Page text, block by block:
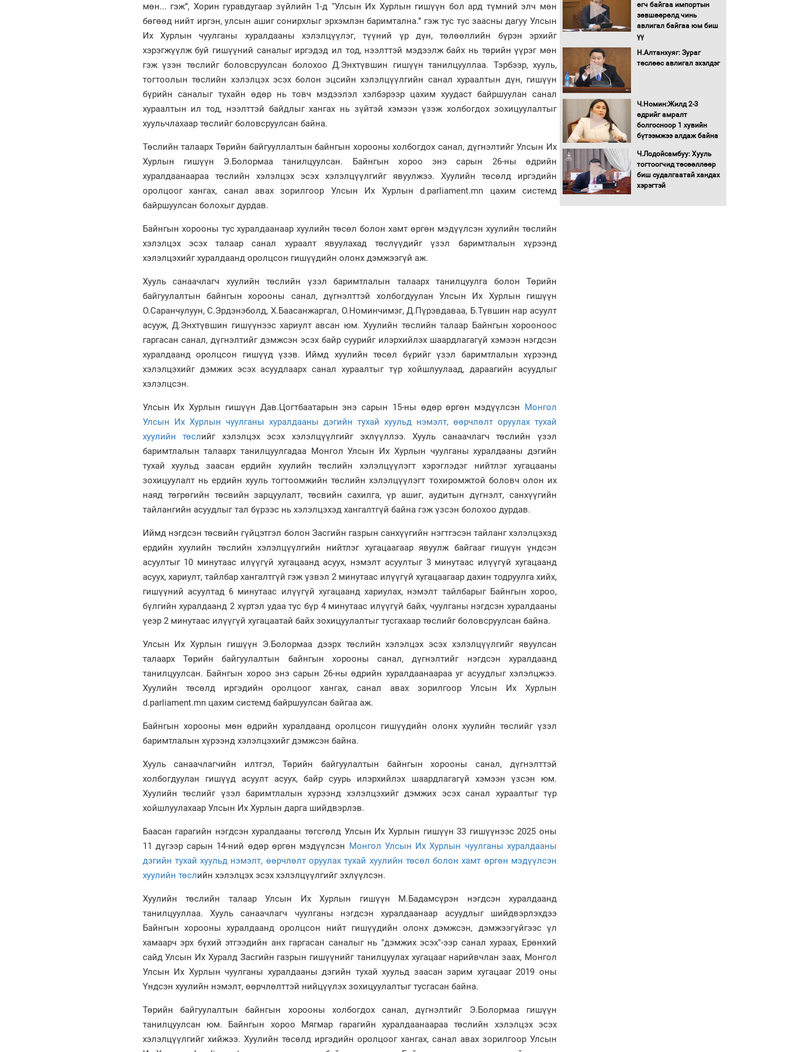
мөн... гэж”, Хорин гуравдугаар зүйлийн 1-д “Улсын Их Хурлын гишүүн бол ард түмний элч мөн
бөгөөд нийт иргэн, улсын ашиг сонирхлыг эрхэмлэн баримтална.” гэж тус тус заасны дагуу Улсын
Их Хурлын чуулганы хуралдааны хэлэлцүүлэг, түүний үр дүн, төлөөллийн бүрэн эрхийг
хэрэгжүүлж буй гишүүний саналыг иргэдэд ил тод, нээлттэй мэдээлж байх нь төрийн үүрэг мөн
гэж үзэн төслийг боловсруулсан болохоо Д.Энхтүвшин гишүүн танилцууллаа. Тэрбээр, хууль,
тогтоолын төслийн хэлэлцэх эсэх болон эцсийн хэлэлцүүлгийн санал хураалтын дүн, гишүүн
бүрийн саналыг тухайн өдөр нь товч мэдээлэл хэлбэрээр цахим хуудаст байршуулан санал
хураалтын ил тод, нээлттэй байдлыг хангах нь зүйтэй хэмээн үзэж холбогдох зохицуулалтыг
хуульчлахаар төслийг боловсруулсан байна.
Төслийн талаарх Төрийн байгууллалтын байнгын хорооны холбогдох санал, дүгнэлтийг Улсын Их
Хурлын гишүүн Э.Болормаа танилцуулсан. Байнгын хороо энэ сарын 26-ны өдрийн
хуралдаанаараа төслийн хэлэлцэх эсэх хэлэлцүүлгийг явуулжээ. Хуулийн төсөлд иргэдийн
оролцоог хангах, санал авах зорилгоор Улсын Их Хурлын d.parliament.mn цахим системд
байршуулсан болохыг дурдав.
Байнгын хорооны тус хуралдаанаар хуулийн төсөл болон хамт өргөн мэдүүлсэн хуулийн төслийн
хэлэлцэх эсэх талаар санал хураалт явуулахад төслүүдийг үзэл баримтлалын хүрээнд
хэлэлцэхийг хуралдаанд оролцсон гишүүдийн олонх дэмжээгүй аж.
Хууль санаачлагч хуулийн төслийн үзэл баримтлалын талаарх танилцуулга болон Төрийн
байгуулалтын байнгын хорооны санал, дүгнэлттэй холбогдуулан Улсын Их Хурлын гишүүн
О.Саранчулуун, С.Эрдэнэболд, Х.Баасанжаргал, О.Номинчимэг, Д.Пүрэвдаваа, Б.Түвшин нар асуулт
асууж, Д.Энхтүвшин гишүүнээс хариулт авсан юм. Хуулийн төслийн талаар Байнгын хорооноос
гаргасан санал, дүгнэлтийг дэмжсэн эсэх байр суурийг илэрхийлэх шаардлагагүй хэмээн нэгдсэн
хуралдаанд оролцсон гишүүд үзэв. Иймд хуулийн төсөл бүрийг үзэл баримтлалын хүрээнд
хэлэлцэхийг дэмжих эсэх асуудлаарх санал хураалтыг түр хойшлуулаад, дараагийн асуудлыг
хэлэлцсэн.
Улсын Их Хурлын гишүүн Дав.Цогтбаатарын энэ сарын 15-ны өдөр өргөн мэдүүлсэн Монгол
Улсын Их Хурлын чуулганы хуралдааны дэгийн тухай хуульд нэмэлт, өөрчлөлт оруулах тухай
хуулийн төслийг хэлэлцэх эсэх хэлэлцүүлгийг эхлүүллээ. Хууль санаачлагч төслийн үзэл
баримтлалын талаарх танилцуулгадаа Монгол Улсын Их Хурлын чуулганы хуралдааны дэгийн
тухай хуульд заасан ердийн хуулийн төслийн хэлэлцүүлэгт хэрэглэдэг нийтлэг хугацааны
зохицуулалт нь ердийн хууль тогтоомжийн төслийн хэлэлцүүлэгт тохиромжтой боловч олон их
наяд төгрөгийн төсвийн зарцуулалт, төсвийн сахилга, үр ашиг, аудитын дүгнэлт, санхүүгийн
тайлангийн асуудлыг тал бүрээс нь хэлэлцэхэд хангалтгүй байна гэж үзсэн болохоо дурдав.
Иймд нэгдсэн төсвийн гүйцэтгэл болон Засгийн газрын санхүүгийн нэгтгэсэн тайланг хэлэлцэхэд
ердийн хуулийн төслийн хэлэлцүүлгийн нийтлэг хугацаагаар явуулж байгааг гишүүн үндсэн
асуултыг 10 минутаас илүүгүй хугацаанд асуух, нэмэлт асуултыг 3 минутаас илүүгүй хугацаанд
асуух, хариулт, тайлбар хангалтгүй гэж үзвэл 2 минутаас илүүгүй хугацаагаар дахин тодруулга хийх,
гишүүний асуултад 6 минутаас илүүгүй хугацаанд хариулах, нэмэлт тайлбарыг Байнгын хороо,
бүлгийн хуралдаанд 2 хүртэл удаа тус бүр 4 минутаас илүүгүй байх, чуулганы нэгдсэн хуралдааны
үеэр 2 минутаас илүүгүй хугацаатай байх зохицуулалтыг тусгахаар төслийг боловсруулсан байна.
Улсын Их Хурлын гишүүн Э.Болормаа дээрх төслийн хэлэлцэх эсэх хэлэлцүүлгийг явуулсан
талаарх Төрийн байгуулалтын байнгын хорооны санал, дүгнэлтийг нэгдсэн хуралдаанд
танилцуулсан. Байнгын хороо энэ сарын 26-ны өдрийн хуралдаанаараа уг асуудлыг хэлэлцжээ.
Хуулийн төсөлд иргэдийн оролцоог хангах, санал авах зорилгоор Улсын Их Хурлын
d.parliament.mn цахим системд байршуулсан байгаа аж.
Байнгын хорооны мөн өдрийн хуралдаанд оролцсон гишүүдийн олонх хуулийн төслийг үзэл
баримтлалын хүрээнд хэлэлцэхийг дэмжсэн байна.
Хууль санаачлагчийн илтгэл, Төрийн байгуулалтын байнгын хорооны санал, дүгнэлттэй
холбогдуулан гишүүд асуулт асуух, байр суурь илэрхийлэх шаардлагагүй хэмээн үзсэн юм.
Хуулийн төслийг үзэл баримтлалын хүрээнд хэлэлцэхийг дэмжих эсэх санал хураалтыг түр
хойшлуулахаар Улсын Их Хурлын дарга шийдвэрлэв.
Баасан гарагийн нэгдсэн хуралдааны төгсгөлд Улсын Их Хурлын гишүүн 33 гишүүнээс 2025 оны
11 дүгээр сарын 14-ний өдөр өргөн мэдүүлсэн Монгол Улсын Их Хурлын чуулганы хуралдааны
дэгийн тухай хуульд нэмэлт, өөрчлөлт оруулах тухай хуулийн төсөл болон хамт өргөн мэдүүлсэн
хуулийн төслийн хэлэлцэх эсэх хэлэлцүүлгийг эхлүүлсэн.
Хуулийн төслийн талаар Улсын Их Хурлын гишүүн М.Бадамсүрэн нэгдсэн хуралдаанд
танилцууллаа. Хууль санаачлагч чуулганы нэгдсэн хуралдаанаар асуудлыг шийдвэрлэхдээ
Байнгын хорооны хуралдаанд оролцсон нийт гишүүдийн олонх дэмжсэн, дэмжээгүйгээс үл
хамаарч эрх бүхий этгээдийн анх гаргасан саналыг нь "дэмжих эсэх"-ээр санал хураах, Ерөнхий
сайд Улсын Их Хуралд Засгийн газрын гишүүнийг танилцуулах хугацааг нарийвчлан заах, Монгол
Улсын Их Хурлын чуулганы хуралдааны дэгийн тухай хуульд заасан зарим хугацааг 2019 оны
Үндсэн хуулийн нэмэлт, өөрчлөлттэй нийцүүлэх зохицуулалтыг тусгасан байна.
Төрийн байгуулалтын байнгын хорооны холбогдох санал, дүгнэлтийг Э.Болормаа гишүүн
танилцуулсан юм. Байнгын хороо Мягмар гарагийн хуралдаанаараа төслийн хэлэлцэх эсэх
хэлэлцүүлгийг хийжээ. Хуулийн төсөлд иргэдийн оролцоог хангах, санал авах зорилгоор Улсын
Автомашинд улсын
дугаарын тэгш,
олгоно
Бага орлоготой
бүрдүүллээ
Хөшөө бүтсэн түүхийг
өгүүлэх 7 баримт
Хөвсгөл нуурын лусыг
тахих төрийн тахилгын
ёслол боллоо
өгч байгаа импортын
зөвшөөрөлд чинь
авлигал байгаа юм биш
үү
Н.Алтанхуяг: Зураг
төслөөс авлигал эхэлдэг
Ч.Номин:Жилд 2-3
өдрийг амралт
болгосноор 1 хувийн
бүтээмжээ алдаж байна
Ч.Лодойсамбуу: Хууль
тогтоогчид төсөөллөөр
биш судалгаатай хандах
хэрэгтэй